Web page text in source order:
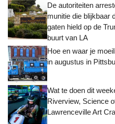
De autoriteiten
munitie die blijkbaar
gaten hield op de
buurt van LA
Hoe en waar je
in augustus in
Wat te doen dit
Riverview, Science
Lawrenceville Art